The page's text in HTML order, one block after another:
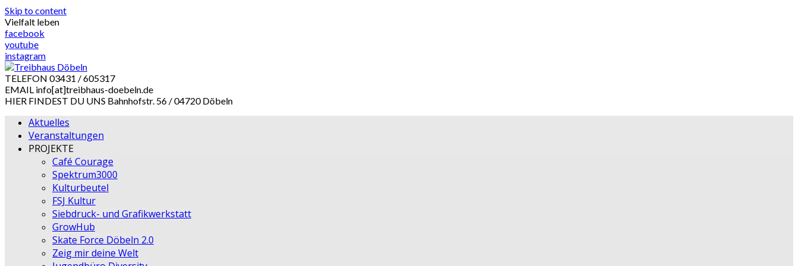
Skip to content
Vielfalt leben
facebook
youtube
instagram
TELEFON 03431 / 605317
EMAIL info[at]treibhaus-doebeln.de
HIER FINDEST DU UNS Bahnhofstr. 56 / 04720 Döbeln
Aktuelles
Veranstaltungen
PROJEKTE
Café Courage
Spektrum3000
Kulturbeutel
FSJ Kultur
Siebdruck- und Grafikwerkstatt
GrowHub
Skate Force Döbeln 2.0
Zeig mir deine Welt